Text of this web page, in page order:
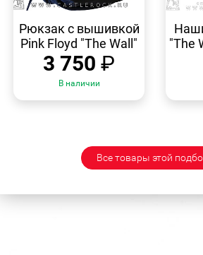
ПРОСМОТР
Рюкзак с вышивкой
Pink Floyd "The Wall"
3 750 ₽
В наличии
"The
Все товары этой